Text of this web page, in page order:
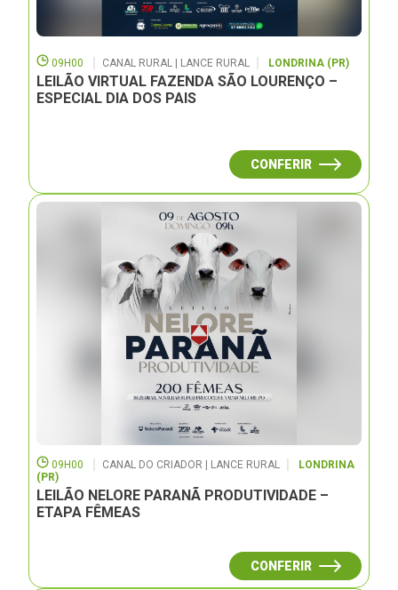
09H00 CANAL RURAL | LANCE RURAL LONDRINA (PR)
LEILÃO VIRTUAL FAZENDA SÃO LOURENÇO –
ESPECIAL DIA DOS PAIS
CONFERIR
09H00 CANAL DO CRIADOR | LANCE RURAL
LONDRINA
(PR)
LEILÃO NELORE PARANÃ PRODUTIVIDADE –
ETAPA FÊMEAS
CONFERIR